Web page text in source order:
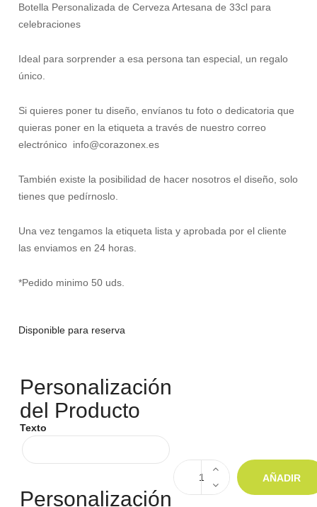
Botella Personalizada de Cerveza Artesana de 33cl para
celebraciones
Ideal para sorprender a esa persona tan especial, un regalo
único.
Si quieres poner tu diseño, envíanos tu foto o dedicatoria que
quieras poner en la etiqueta a través de nuestro correo
electrónico info@corazonex.es
También existe la posibilidad de hacer nosotros el diseño, solo
tienes que pedírnoslo.
Una vez tengamos la etiqueta lista y aprobada por el cliente
las enviamos en 24 horas.
*Pedido minimo 50 uds.
Disponible para reserva
Personalización
del Producto
Texto
Personalización
AÑADIR